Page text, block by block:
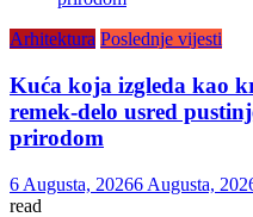
Arhitektura Poslednje vijesti
Kuća koja izgleda kao
remek-delo usred
prirodom
6 Augusta, 20266 Augusta,
read